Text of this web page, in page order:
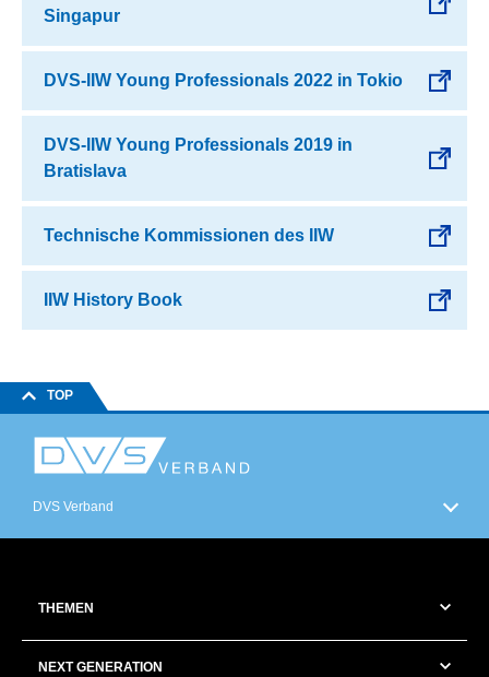
Singapur
DVS-IIW Young Professionals 2022 in Tokio
DVS-IIW Young Professionals 2019 in
Bratislava
Technische Kommissionen des IIW
IIW History Book
TOP
DVS Verband
THEMEN
NEXT GENERATION